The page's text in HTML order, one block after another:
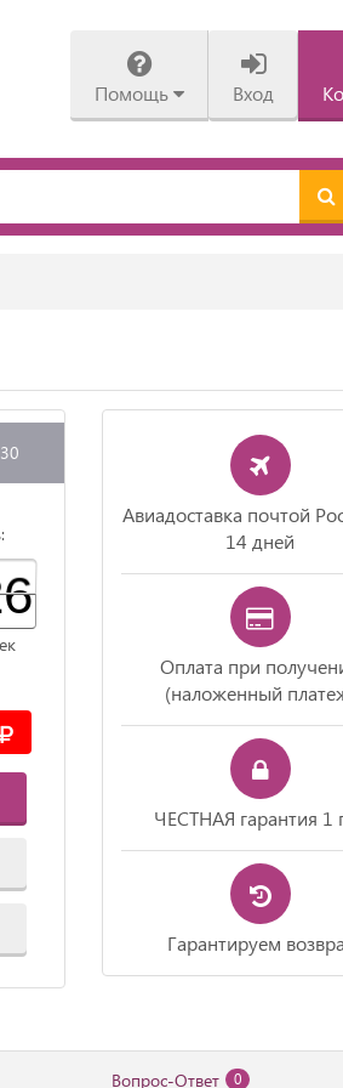
Помощь Вход
Авиадоставка почтой
14 дней
Оплата при
(наложенный
ЧЕСТНАЯ гарантия 1
Гарантируем
Вопрос-Ответ 0